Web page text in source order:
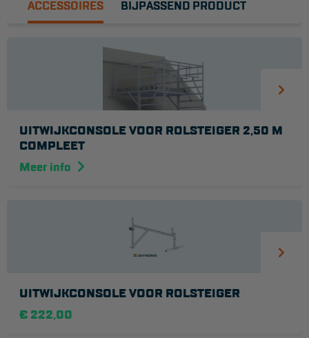
ACCESSOIRES BIJPASSEND PRODUCT
UITWIJKCONSOLE VOOR ROLSTEIGER 2,50 M
COMPLEET
Meer info
UITWIJKCONSOLE VOOR ROLSTEIGER
€ 222,00